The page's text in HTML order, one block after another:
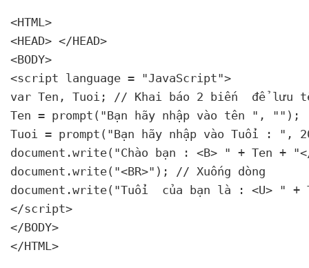
<HTML>
<HEAD> </HEAD>
<BODY>
<script language = "JavaScript">
var Ten , Tuoi; // Khai báo 2 biến
để lưu
Ten = prompt("Bạn hãy nhập vào tên " , "");
Tuoi = prompt("Bạn hãy nhập vào Tuổi : " ,
document.write("Chào bạn : <B> " + Ten +
document.write("<BR>"); // Xuống dòng
document.write("Tuổi
của bạn là : <U> " +
</script>
</BODY>
</HTML>